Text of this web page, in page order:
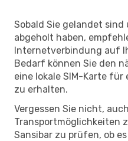
Sobald Sie gelandet sind
abgeholt haben,
Internetverbindung auf
Bedarf können Sie den
eine lokale SIM-Karte
zu erhalten.
Vergessen Sie nicht,
Transportmöglichkeiten
Sansibar zu prüfen, ob